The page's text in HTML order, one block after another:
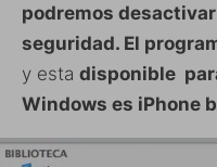
podremos
seguridad. El
y esta disponible
Windows es iPhone